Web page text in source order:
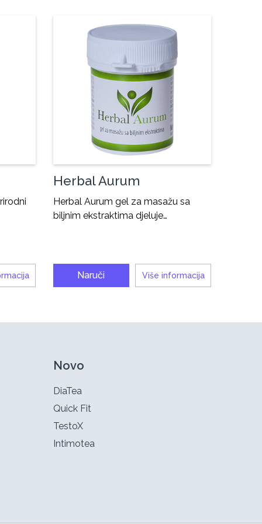
Herbal Aurum
Herbal Aurum gel za masažu sa
biljnim ekstraktima djeluje…
Naruči Više informacija
Novo
DiaTea
Quick Fit
TestoX
Intimotea